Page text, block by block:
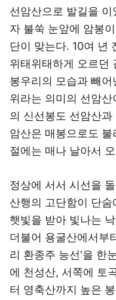
선암산으로 발길을
자 불쑥 눈앞에 암봉
단이 맞는다. 10여 년
위태위태하게 오르던
봉우리의 모습과 빼
위라는 의미의 선암
의 신선봉도 선암산
암산은 매봉으로도
절에는 매나 날아서
정상에 서서 시선을
산행의 고단함이 단
햇빛을 받아 빛나는
더불어 용굴산에서부
리 환종주 능선'을 한
에 천성산, 서쪽에 토
터 영축산까지 높은